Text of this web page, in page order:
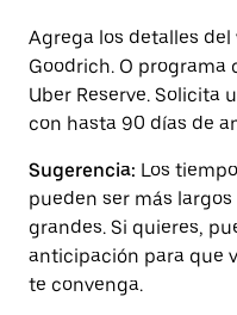
Agrega los detalles
Goodrich. O
Uber Reserve. Solicita
con hasta 90 días de
Sugerencia: Los
pueden ser más
grandes. Si quieres,
anticipación para que
te convenga.